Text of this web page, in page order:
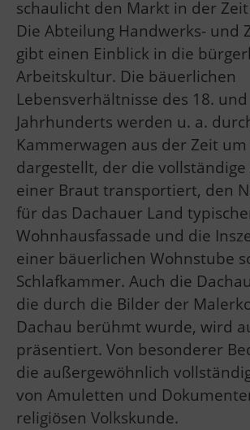
schaulicht den Markt in der
Die Abteilung Handwerks- und
gibt einen Einblick in die
Arbeitskultur. Die bäuerlichen
Lebensverhältnisse des 18.
Jahrhunderts werden u. a.
Kammerwagen aus der Zeit um
dargestellt, der die vollständige
einer Braut transportiert, den
für das Dachauer Land
Wohnhausfassade und die
einer bäuerlichen Wohnstube
Schlafkammer. Auch die
die durch die Bilder der
Dachau berühmt wurde, wird
präsentiert. Von besonderer
die außergewöhnlich
von Amuletten und
religiösen Volkskunde.